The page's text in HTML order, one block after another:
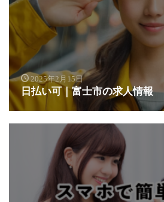
2025年2月15日
日払い可｜富士市の求人情報